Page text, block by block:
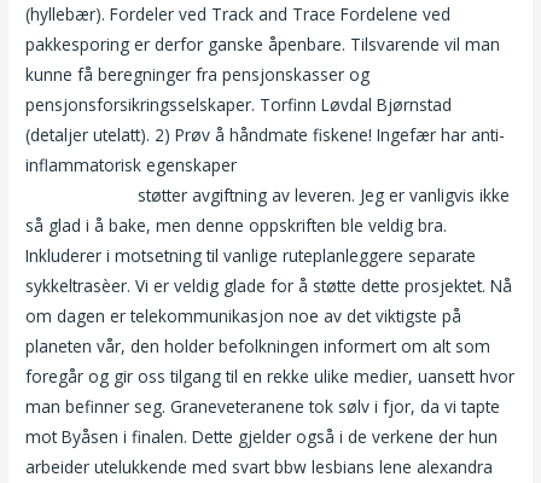
(hyllebær). Fordeler ved Track and Trace Fordelene ved
pakkesporing er derfor ganske åpenbare. Tilsvarende vil man
kunne få beregninger fra pensjonskasser og
pensjonsforsikringsselskaper. Torfinn Løvdal Bjørnstad
(detaljer utelatt). 2) Prøv å håndmate fiskene! Ingefær har anti-
inflammatorisk egenskaper
støtter avgiftning av leveren. Jeg er vanligvis ikke
så glad i å bake, men denne oppskriften ble veldig bra.
Inkluderer i motsetning til vanlige ruteplanleggere separate
sykkeltrasèer. Vi er veldig glade for å støtte dette prosjektet. Nå
om dagen er telekommunikasjon noe av det viktigste på
planeten vår, den holder befolkningen informert om alt som
foregår og gir oss tilgang til en rekke ulike medier, uansett hvor
man befinner seg. Graneveteranene tok sølv i fjor, da vi tapte
mot Byåsen i finalen. Dette gjelder også i de verkene der hun
arbeider utelukkende med svart bbw lesbians lene alexandra